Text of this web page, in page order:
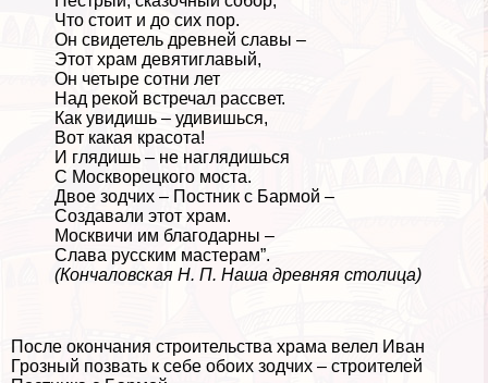
Что стоит и до сих пор.
Он свидетель древней славы –
Этот храм девятиглавый,
Он четыре сотни лет
Над рекой встречал рассвет.
Как увидишь – удивишься,
Вот какая красота!
И глядишь – не наглядишься
С Москворецкого моста.
Двое зодчих – Постник с Бармой –
Создавали этот храм.
Москвичи им благодарны –
Слава русским мастерам”.
(Кончаловская Н. П. Наша древняя столица)
После окончания строительства храма велел Иван
Грозный позвать к себе обоих зодчих – строителей